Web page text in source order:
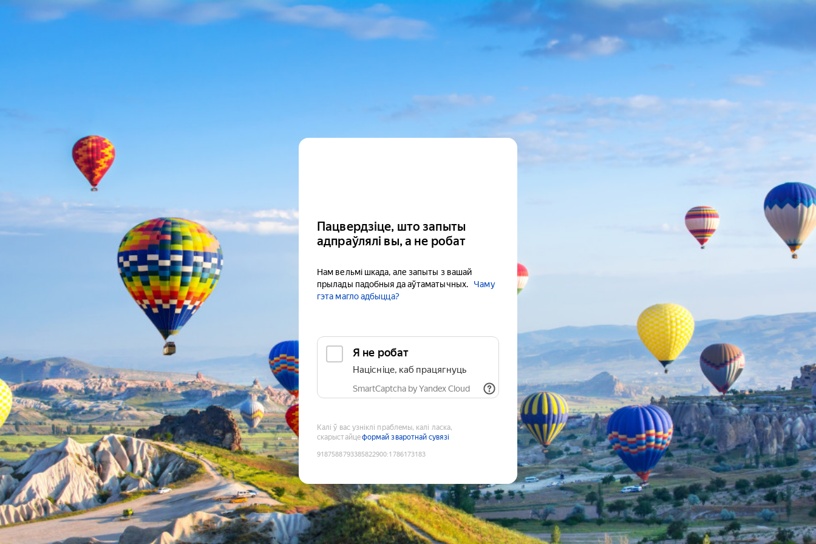
Пацвердзіце, што запыты
адпраўлялі вы, а не робат
Нам вельмі шкада, але запыты з вашай
прылады падобныя да аўтаматычных.
Чаму
гэта магло адбыцца?
Я не робат
Націсніце, каб працягнуць
SmartCaptcha by Yandex Cloud
Калі ў вас узніклі праблемы, калі ласка,
скарыстайцеформай зваротнай сувязі
9187588793385822900:1786173183